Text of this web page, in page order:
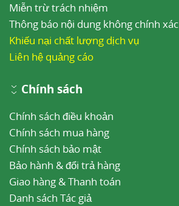
Miễn trừ trách nhiệm
Thông báo nội dung không chính xác
Khiếu nại chất lượng dịch vụ
Liên hệ quảng cáo
Chính sách
Chính sách điều khoản
Chính sách mua hàng
Chính sách bảo mật
Bảo hành & đổi trả hàng
Giao hàng & Thanh toán
Danh sách Tác giả